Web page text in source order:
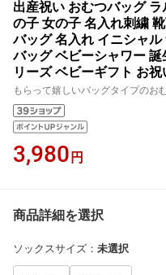
出産祝い おむつバッグ
の子 女の子 名入れ刺繍
バッグ 名入れ イニシャ
バッグ ベビーシャワー
リーズ ベビーギフト お
もらって嬉しいバッグタイプのお
3,980 円
商品詳細を選択
ソックスサイズ ： 未選択